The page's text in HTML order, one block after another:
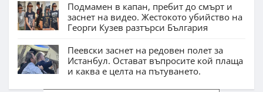
Подмамен в капан, пребит до смърт и
заснет на видео. Жестокото убийство на
Георги Кузев разтърси България
Пеевски заснет на редовен полет за
Истанбул. Остават въпросите кой плаща
и каква е целта на пътуването.